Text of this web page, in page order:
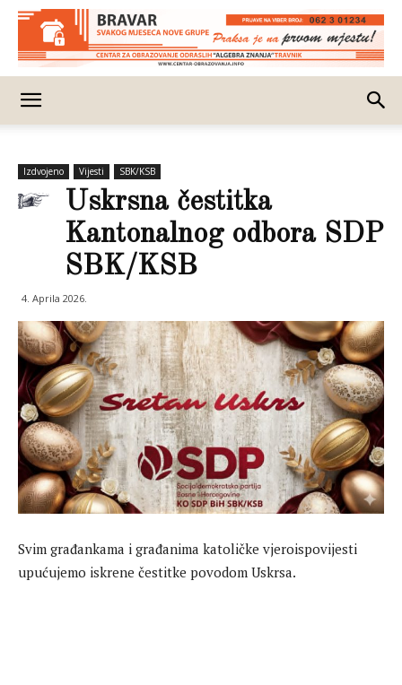
Izdvojeno Vijesti SBK/KSB
Uskrsna čestitka
Kantonalnog odbora SDP
SBK/KSB
4. Aprila 2026.
Svim građankama i građanima katoličke vjeroispovijesti
upućujemo iskrene čestitke povodom Uskrsa.